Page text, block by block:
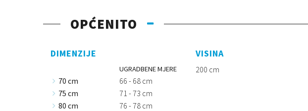
OPĆENITO
DIMENZIJE
UGRADBENE MJERE
70 cm
66 - 68 cm
75 cm
71 - 73 cm
80 cm
76 - 78 cm
VISINA
200 cm